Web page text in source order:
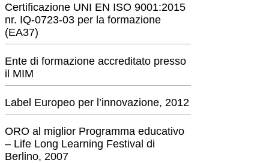
Certificazione UNI EN ISO 9001:2015
nr. IQ-0723-03 per la formazione
(EA37)
Ente di formazione accreditato presso
il MIM
Label Europeo per l’innovazione, 2012
ORO al miglior Programma educativo
– Life Long Learning Festival di
Berlino, 2007